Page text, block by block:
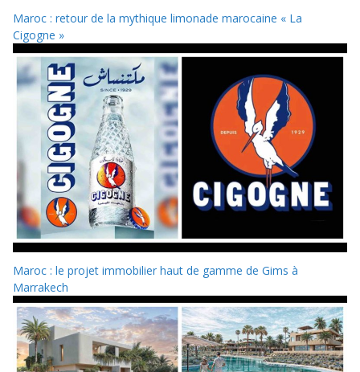
Maroc : retour de la mythique limonade marocaine « La
Cigogne »
Maroc : le projet immobilier haut de gamme de Gims à
Marrakech